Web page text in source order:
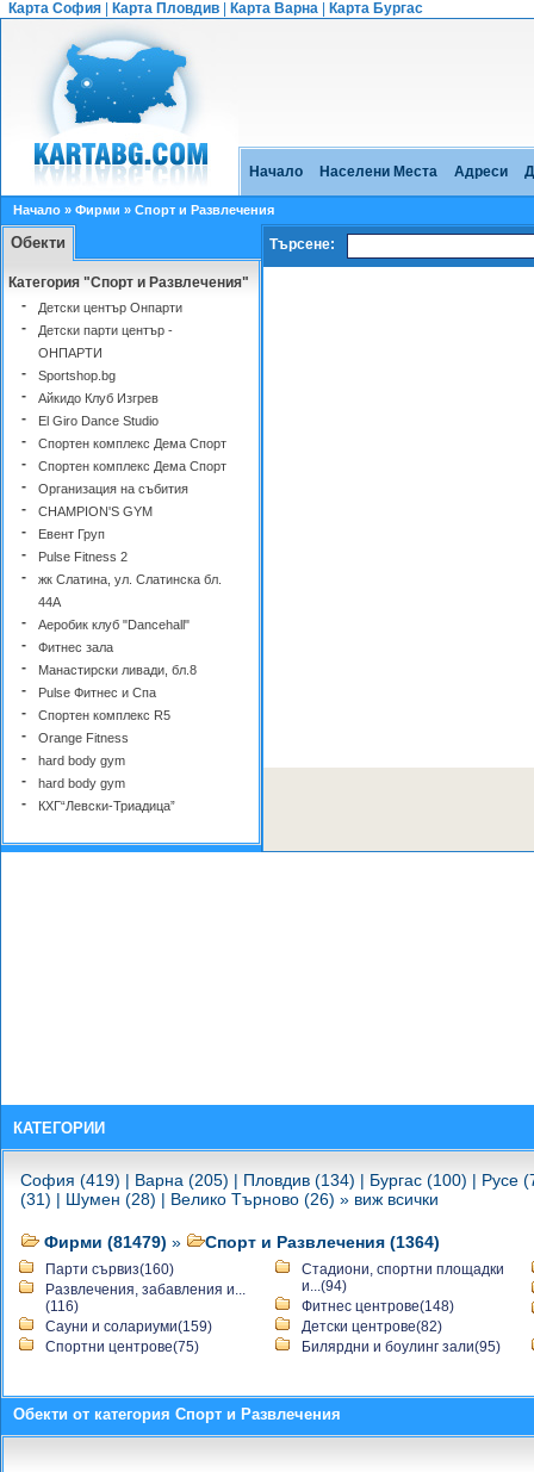
Карта София Карта Пловдив Карта Варна Карта Бургас
Начало Населени Места Адреси
Начало » Фирми » Спорт и Развлечения
Обекти
Категория "Спорт и Развлечения"
-
Детски център Онпарти
-
Детски парти център -
ОНПАРТИ
- Sportshop.bg
- Айкидо Клуб Изгрев
- El Giro Dance Studio
- Спортен комплекс Дема Спорт
- Спортен комплекс Дема Спорт
- Организация на събития
- CHAMPION'S GYM
- Евент Груп
- Pulse Fitness 2
-
жк Слатина, ул. Слатинска бл.
44А
- Аеробик клуб "Dancehall"
- Фитнес зала
- Манастирски ливади, бл.8
- Pulse Фитнес и Спа
- Спортен комплекс R5
- Orange Fitness
- hard body gym
- hard body gym
- КХГ“Левски-Триадица”
TRIADA
- Таекуондо клуб "Спарта"
Dance"
-
Клуб по спортни танци " Diva
Dance"
-
- Спортен център "Орландовци"
София Спорт
- Спортен комплекс "Royal Arena"
- Спортна Зона - запад
- София Спорт 2
- Euro Sport
- Спортна Зона - изток
Търсене:
КАТЕГОРИИ
София (419) | Варна (205) | Пловдив (134) | Бургас (100) | Русе
(31) | Шумен (28) | Велико Търново (26) » виж всички
Фирми (81479) » Спорт и Развлечения (1364)
Парти сървиз(160)
Развлечения, забавления и...
(116)
Сауни и солариуми(159)
Спортни центрове(75)
Стадиони, спортни площадки
и...(94)
Фитнес центрове(148)
Детски центрове(82)
Билярдни и боулинг зали(95)
Обекти от категория Спорт и Развлечения